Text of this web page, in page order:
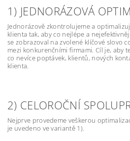
1) JEDNORÁZOVÁ
Jednorázově zkontrolujeme a
klienta tak, aby co nejlépe a
se zobrazoval na zvolené klíčové slovo
mezi konkurenčními firmami. Cíl je, aby
co nevíce poptávek, klientů, nových
klienta.
2) CELOROČNÍ
Nejprve provedeme veškerou
je uvedeno ve variantě 1).